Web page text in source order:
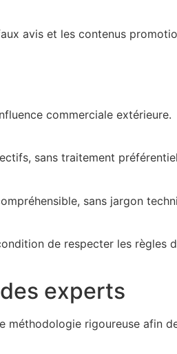
avis et les contenus
commerciale extérieure.
sans traitement
sans jargon
de respecter les règles
experts
méthodologie rigoureuse afin